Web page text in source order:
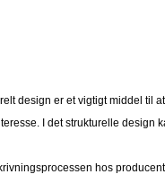
design er et vigtigt middel til
I det strukturelle design
hos